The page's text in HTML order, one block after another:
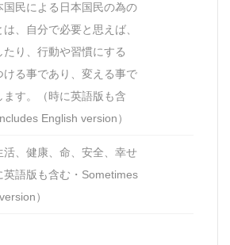
国民による日本国民の為の
、自分で必要と思えば、
り、行動や習慣にする
ける事であり、変える事で
ます。（時に英語版も含
English version）
活、健康、命、安全、幸せ
英語版も含む・Sometimes
）